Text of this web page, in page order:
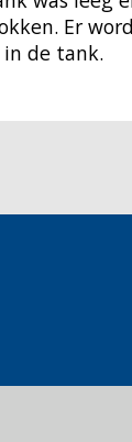
Er
de tank.